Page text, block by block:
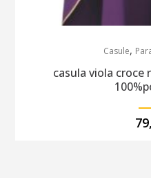
Casule,
casula viola